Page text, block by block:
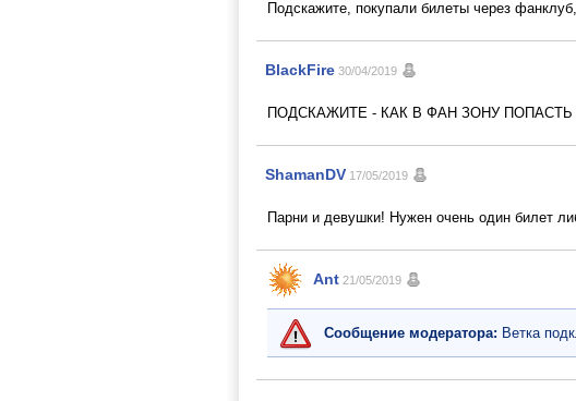
Подскажите, покупали билеты через
BlackFire 30/04/2019
ПОДСКАЖИТЕ - КАК В ФАН ЗОНУ ПОПАСТЬ
ShamanDV 17/05/2019
Парни и девушки! Нужен очень один билет
Ant 21/05/2019
Сообщение модератора: Ветка